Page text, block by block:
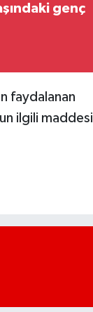
genç
faydalanan
ilgili maddesi